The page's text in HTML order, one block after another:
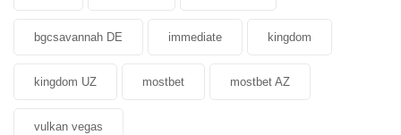
bgcsavannah DE immediate kingdom
kingdom UZ mostbet mostbet AZ
vulkan vegas